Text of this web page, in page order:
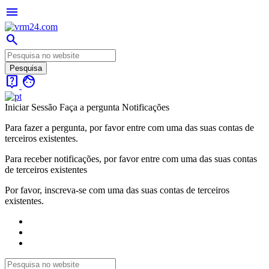
menu
search
live_help face
Iniciar Sessão Faça a pergunta Notificações
Para fazer a pergunta, por favor entre com uma das suas contas de
terceiros existentes.
Para receber notificações, por favor entre com uma das suas contas
de terceiros existentes
Por favor, inscreva-se com uma das suas contas de terceiros
existentes.